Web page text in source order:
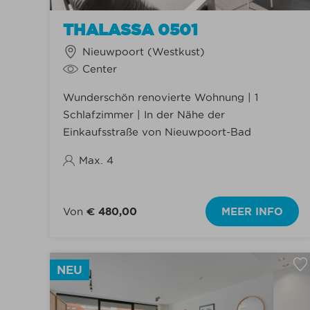
Huisdieren verboden
(95)
THALASSA 0501
Nieuwpoort (Westkust)
Center
Wunderschön renovierte Wohnung | 1
Schlafzimmer | In der Nähe der
Einkaufsstraße von Nieuwpoort-Bad
Max. 4
Von€ 480,00 MEER INFO
NEU